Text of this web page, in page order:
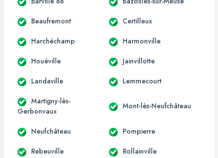
Beaufremont Certilleux
Harchéchamp Harmonville
Houéville Jainvillotte
Landaville Lemmecourt
Martigny-lès-
Gerbonvaux
Mont-lès-Neufchâteau
Neufchâteau Pompierre
Rebeuville Rollainville